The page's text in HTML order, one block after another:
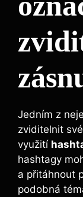
Jedním z
zviditelnit
využití
hashtagy
a přitáhnout
podobná